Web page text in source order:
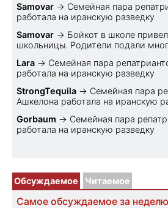
Samovar → Семейная пара
работала на иранскую разведку
Samovar → Бойкот в школе
школьницы. Родители подали
Lara → Семейная пара
работала на иранскую разведку
StrongTequila → Семейная пара
Ашкелона работала на иранскую
Gorbaum → Семейная пара
работала на иранскую разведку
Обсуждаемое Читаемое
Самое обсуждаемое за неделю